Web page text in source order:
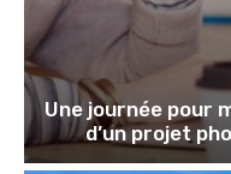
Une journée pour
d’un projet